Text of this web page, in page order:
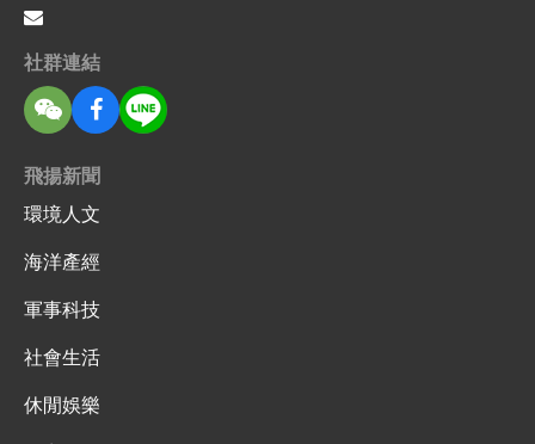
社群連結
飛揚新聞
環境人文
海洋產經
軍事科技
社會生活
休閒娛樂